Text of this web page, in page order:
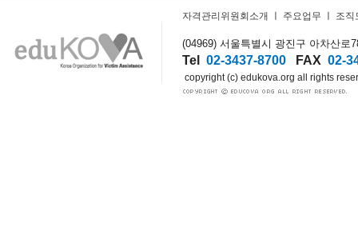
자격관리위원회소개 주요업무 조직
(04969) 서울특별시 광진구 아차산로
Tel 02-3437-8700 FAX 02-
copyright (c) edukova.org all rights